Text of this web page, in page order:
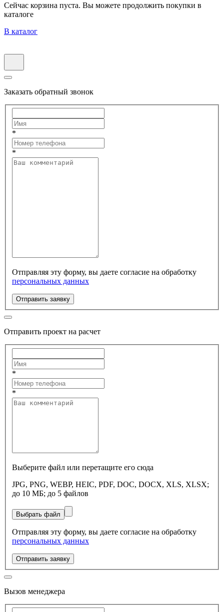
Сейчас корзина пуста. Вы можете продолжить покупки в
каталоге
В каталог
Заказать обратный звонок
*
*
Отправляя эту форму, вы даете согласие на обработку
персональных данных
Отправить заявку
Отправить проект на расчет
*
*
Выберите файл или перетащите его сюда
JPG, PNG, WEBP, HEIC, PDF, DOC, DOCX, XLS, XLSX;
до 10 МБ; до 5 файлов
Выбрать файл
Отправляя эту форму, вы даете согласие на обработку
персональных данных
Отправить заявку
Вызов менеджера